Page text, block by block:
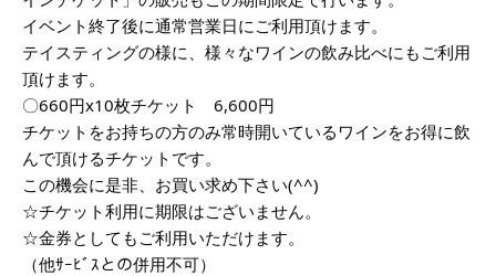
イベント終了後に通常営業日にご利用頂けます。
テイスティングの様に、様々なワインの飲み比べにもご利用
頂けます。
〇660円x10枚チケット 6,600円
チケットをお持ちの方のみ常時開いているワインをお得に飲
んで頂けるチケットです。
この機会に是非、お買い求め下さい(^^)
☆チケット利用に期限はございません。
☆金券としてもご利用いただけます。
（他ｻｰﾋﾞｽとの併用不可）